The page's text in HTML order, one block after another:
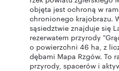
objęta jest ochroną w
chronionego krajobrazu.
sąsiedztwie znajduje się
rezerwatem przyrody
o powierzchni 46 ha, z
dębami Mapa Rzgów. To
przyrody, spacerów i